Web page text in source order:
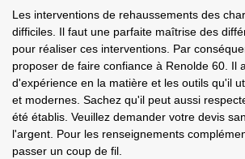
Les interventions de rehaussements des
difficiles. Il faut une parfaite maîtrise des
pour réaliser ces interventions. Par
proposer de faire confiance à Renolde 60. Il
d'expérience en la matière et les outils qu'il
et modernes. Sachez qu'il peut aussi
été établis. Veuillez demander votre devis
l'argent. Pour les renseignements
passer un coup de fil.